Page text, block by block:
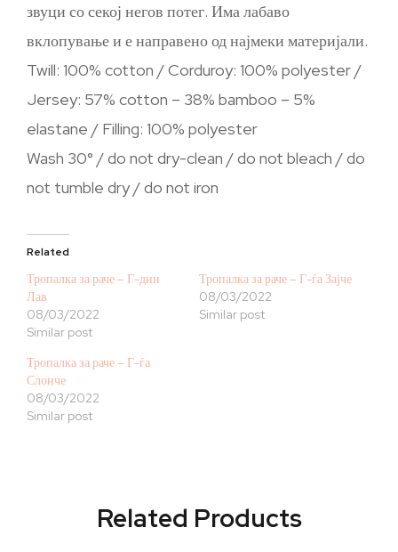
звуци со секој негов потег. Има лабаво
вклопување и е направено од најмеки материјали.
Twill: 100% cotton / Corduroy: 100% polyester /
Jersey: 57% cotton – 38% bamboo – 5%
elastane / Filling: 100% polyester
Wash 30° / do not dry-clean / do not bleach / do
not tumble dry / do not iron
Related
Тропалка за раче – Г-дин
Лав
08/03/2022
Similar post
Тропалка за раче – Г-ѓа Зајче
08/03/2022
Similar post
Тропалка за раче – Г-ѓа
Слонче
08/03/2022
Similar post
Related Products